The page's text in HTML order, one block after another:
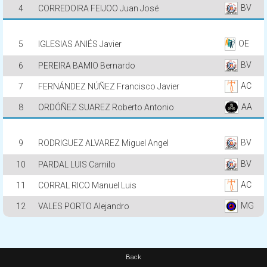
4 CORREDOIRA FEIJOO Juan José BV
5 IGLESIAS ANIÉS Javier OE
6 PEREIRA BAMIO Bernardo BV
7 FERNÁNDEZ NÚÑEZ Francisco Javier AC
8 ORDÓÑEZ SUAREZ Roberto Antonio AA
9 RODRIGUEZ ALVAREZ Miguel Angel BV
10 PARDAL LUIS Camilo BV
11 CORRAL RICO Manuel Luis AC
12 VALES PORTO Alejandro MG
Back